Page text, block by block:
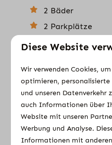
2 Bäder
2 Parkplätze
Mo 10 - Mo
Ansehen
Diese Website
Wir verwenden Cookies,
optimieren,
und unseren Datenverkehr
auch Informationen über
Website mit unseren
Werbung und Analyse.
Informationen mit